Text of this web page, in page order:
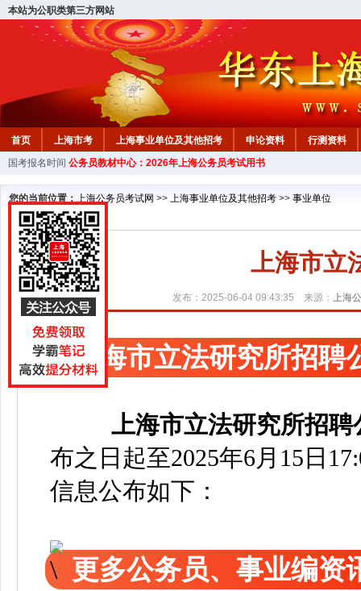
本站为公职类第三方网站
首页 上海市考 上海事业单位及其他招考 申论资料
行测资料
国考报名时间 公务员教材中心：2026年上海公务员考试用书
您的当前位置： 上海公务员考试网 >> 上海事业单位及其他招考 >> 事业单位
上海市立
发布：2025-06-04 09:43:35 来源： 上海
上海市立法研究所招聘
上海市立法研究所招聘
布之日起至2025年6月15日
信息公布如下：
更多公务员、事业编资